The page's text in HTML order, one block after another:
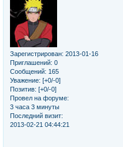
Зарегистрирован: 2013-01-16
Приглашений: 0
Сообщений: 165
Уважение: [+0/-0]
Позитив: [+0/-0]
Провел на форуме:
3 часа 3 минуты
Последний визит:
2013-02-21 04:44:21